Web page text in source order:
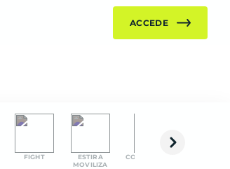
ACCEDE
FIGHT
ESTIRA
MOVILIZA